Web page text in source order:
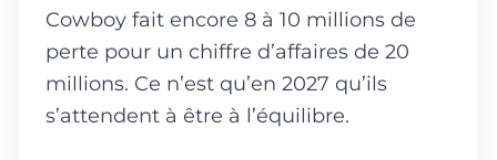
Cowboy fait encore 8 à 10 millions de
perte pour un chiffre d’affaires de 20
millions. Ce n’est qu’en 2027 qu’ils
s’attendent à être à l’équilibre.